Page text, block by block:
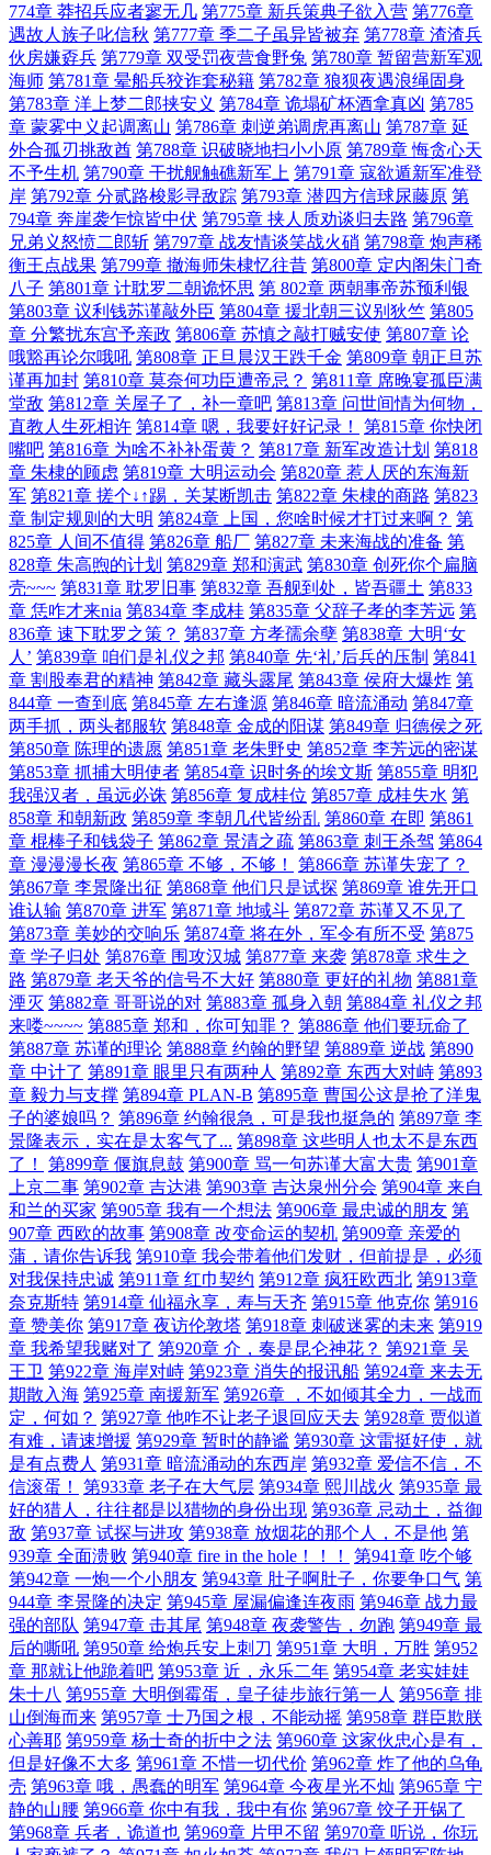
774章 莽招兵应者寥无几 第775章 新兵策典子欲入营 第776章
遇故人族子叱信秋 第777章 季二子虽异皆被弃 第778章 渣渣兵
伙房嫌孬兵 第779章 双受罚夜营食野兔 第780章 暂留营新军观
海师 第781章 晕船兵狡诈套秘籍 第782章 狼狈夜遇浪绳固身
第783章 洋上梦二郎挟安义 第784章 诡塌矿杯酒拿真凶 第785
章 蒙雾中义起调离山 第786章 刺逆弟调虎再离山 第787章 延
外合孤刃挑敌酋 第788章 识破晓地扫小小原 第789章 悔贪心天
不予生机 第790章 干扰舰触礁新军上 第791章 寇欲遁新军准登
岸 第792章 分贰路梭影寻敌踪 第793章 潜四方信球尿藤原 第
794章 奔崖袭乍惊皆中伏 第795章 挟人质劝谈归去路 第796章
兄弟义怒愤二郎斩 第797章 战友情谈笑战火硝 第798章 炮声稀
衡王点战果 第799章 撤海师朱棣忆往昔 第800章 定内阁朱门奇
八子 第801章 计耽罗二朝诡怀思 第 802章 两朝事帝苏预利银
第803章 议利钱苏谨敲外臣 第804章 援北朝三议别狄竺 第805
章 分繁扰东宫予亲政 第806章 苏慎之敲打贼安使 第807章 论
哦豁再论尔哦吼 第808章 正旦晨汉王跌千金 第809章 朝正旦苏
谨再加封 第810章 莫奈何功臣遭帝忌？ 第811章 席晚宴孤臣满
堂敌 第812章 关屋子了，补一章吧 第813章 问世间情为何物，
直教人生死相许 第814章 嗯，我要好好记录！
第815章 你快闭
嘴吧 第816章 为啥不补补蛋黄？ 第817章 新军改造计划 第818
章 朱棣的顾虑 第819章 大明运动会 第820章 惹人厌的东海新
军 第821章 搓个↓↑踢，关某断凯击 第822章 朱棣的商路 第823
章 制定规则的大明 第824章 上国，您啥时候才打过来啊？ 第
825章 人间不值得 第826章 船厂 第827章 未来海战的准备 第
828章 朱高煦的计划 第829章 郑和演武 第830章 创死你个扁脑
壳~~~ 第831章 耽罗旧事 第832章 吾舰到处，皆吾疆土 第833
章 恁咋才来nia 第834章 李成桂 第835章 父辞子孝的李芳远 第
836章 速下耽罗之策？ 第837章 方孝孺余孽 第838章 大明‘女
人’ 第839章 咱们是礼仪之邦 第840章 先‘礼’后兵的压制 第841
章 割股奉君的精神 第842章 藏头露尾 第843章 侯府大爆炸 第
844章 一查到底 第845章 左右逢源 第846章 暗流涌动 第847章
两手抓，两头都服软 第848章 金成的阳谋 第849章 归德侯之死
第850章 陈理的遗愿 第851章 老朱野史 第852章 李芳远的密谋
第853章 抓捕大明使者 第854章 识时务的埃文斯 第855章 明犯
我强汉者，虽远必诛 第856章 复成桂位 第857章 成桂失水 第
858章 和朝新政 第859章 李朝几代皆纷乱 第860章 在即 第861
章 棍棒子和钱袋子 第862章 景清之疏 第863章 刺王杀驾 第864
章 漫漫漫长夜 第865章 不够，不够！
第866章 苏谨失宠了？
第867章 李景隆出征 第868章 他们只是试探 第869章 谁先开口
谁认输 第870章 进军 第871章 地域斗 第872章 苏谨又不见了
第873章 美妙的交响乐 第874章 将在外，军令有所不受 第875
章 学子归处 第876章 围攻汉城 第877章 来袭 第878章 求生之
路 第879章 老天爷的信号不大好 第880章 更好的礼物 第881章
湮灭 第882章 哥哥说的对 第883章 孤身入朝 第884章 礼仪之邦
来喽~~~~ 第885章 郑和，你可知罪？ 第886章 他们要玩命了
第887章 苏谨的理论 第888章 约翰的野望 第889章 逆战 第890
章 中计了 第891章 眼里只有两种人 第892章 东西大对峙 第893
章 毅力与支撑 第894章 PLAN-B 第895章 曹国公这是抢了洋鬼
子的婆娘吗？ 第896章 约翰很急，可是我也挺急的 第897章 李
景隆表示，实在是太客气了... 第898章 这些明人也太不是东西
了！
第899章 偃旗息鼓 第900章 骂一句苏谨大富大贵 第901章
上京二事 第902章 吉达港 第903章 吉达泉州分会 第904章 来自
和兰的买家 第905章 我有一个想法 第906章 最忠诚的朋友 第
907章 西欧的故事 第908章 改变命运的契机 第909章 亲爱的
蒲，请你告诉我 第910章 我会带着他们发财，但前提是，必须
对我保持忠诚 第911章 红巾契约 第912章 疯狂欧西北 第913章
奈克斯特 第914章 仙福永享，寿与天齐 第915章 他克你 第916
章 赞美你 第917章 夜访伦敦塔 第918章 刺破迷雾的未来 第919
章 我希望我赌对了 第920章 介，奏是昆仑神花？ 第921章 吴
王卫 第922章 海岸对峙 第923章 消失的报讯船 第924章 来去无
期散入海 第925章 南援新军 第926章 ，不如倾其全力，一战而
定，何如？ 第927章 他咋不让老子退回应天去 第928章 贾似道
有难，请速增援 第929章 暂时的静谧 第930章 这雷挺好使，就
是有点费人 第931章 暗流涌动的东西岸 第932章 爱信不信，不
信滚蛋！
第933章 老子在大气层 第934章 熙川战火 第935章 最
好的猎人，往往都是以猎物的身份出现 第936章 忌动土，益御
敌 第937章 试探与进攻 第938章 放烟花的那个人，不是他 第
939章 全面溃败 第940章 fire in the hole！！！
第941章 吃个够
第942章 一炮一个小朋友 第943章 肚子啊肚子，你要争口气 第
944章 李景隆的决定 第945章 屋漏偏逢连夜雨 第946章 战力最
强的部队 第947章 击其尾 第948章 夜袭警告，勿跑 第949章 最
后的嘶吼 第950章 给炮兵安上刺刀 第951章 大明，万胜 第952
章 那就让他跪着吧 第953章 近，永乐二年 第954章 老实娃娃
朱十八 第955章 大明倒霉蛋，皇子徒步旅行第一人 第956章 排
山倒海而来 第957章 士乃国之根，不能动摇 第958章 群臣欺朕
心善耶 第959章 杨士奇的折中之法 第960章 这家伙忠心是有，
但是好像不大多 第961章 不惜一切代价 第962章 炸了他的乌龟
壳 第963章 哦，愚蠢的明军 第964章 今夜星光不灿 第965章 宁
静的山腰 第966章 你中有我，我中有你 第967章 饺子开锅了
第968章 兵者，诡道也 第969章 片甲不留 第970章 听说，你玩